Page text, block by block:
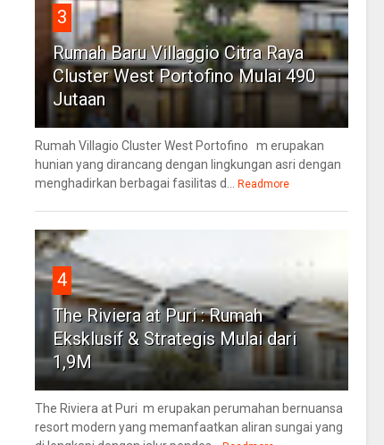
3
Rumah Baru Villaggio Citra Raya
Cluster West Portofino Mulai 490
Jutaan
Rumah Villagio Cluster West Portofino m erupakan
hunian yang dirancang dengan lingkungan asri dengan
menghadirkan berbagai fasilitas d...
Readmore
4
The Riviera at Puri : Rumah
Eksklusif & Strategis Mulai dari
1,9M
The Riviera at Puri m erupakan perumahan bernuansa
resort modern yang memanfaatkan aliran sungai yang